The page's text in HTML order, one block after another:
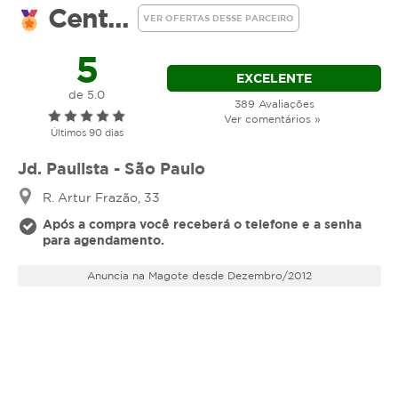
serviço ou estornar o mesmo.
Com a técnica dreno modeladora já na primeira
sessão é possível notar que o corpo fica mais
Cent... VER OFERTAS DESSE PARCEIRO
5
de 5.0
Últimos 90 dias
EXCELENTE
389 Avaliações
Ver comentários »
Jd. Paulista - São Paulo
R. Artur Frazão, 33
Após a compra você receberá o telefone e a senha
para agendamento.
Anuncia na Magote desde Dezembro/2012